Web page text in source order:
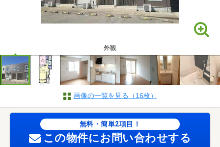
外観
画像の一覧を見る（16枚）
無料・簡単2項目！
この物件にお問い合わせする